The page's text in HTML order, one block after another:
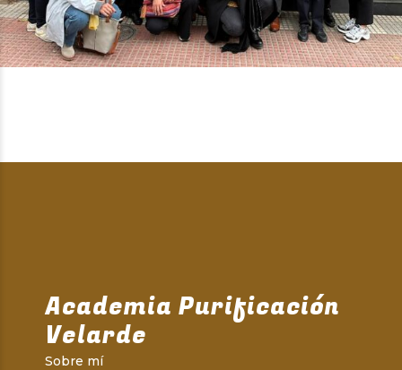
Academia Purificación
Velarde
Sobre mí